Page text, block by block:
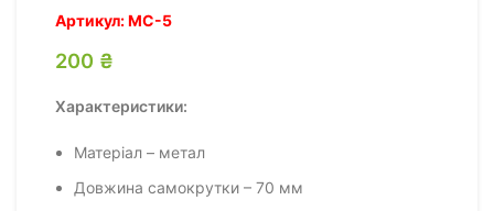
Артикул:МС-5
200 ₴
Характеристики:
Матеріал – метал
Довжина самокрутки – 70 мм